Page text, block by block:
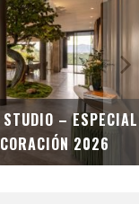
– ESPECIAL
2026